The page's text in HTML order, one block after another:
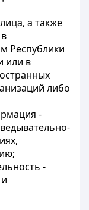
а также
Республики
или в
либо
-
-